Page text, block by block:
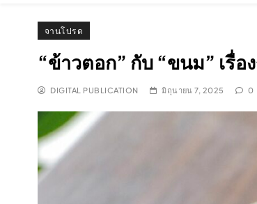
จานโปรด
“ข้าวตอก” กับ “ขนม” เรื่
DIGITAL PUBLICATION มิถุนายน 7, 2025 0